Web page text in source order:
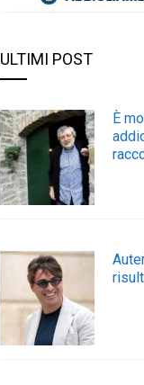
ULTIMI POST
È